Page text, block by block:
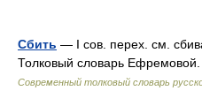
Сбить — I сов. перех. см.
Толковый словарь
Современный толковый словарь